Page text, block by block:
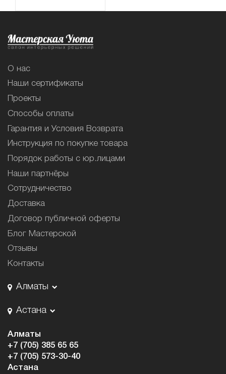
О нас
Наши сертификаты
Проекты
Способы оплаты
Гарантия и Условия Возврата
Инструкция по покупке товара
Порядок работы с юр.лицами
Наши партнёры
Сотрудничество
Доставка
Договор публичной оферты
Блог Мастерской
Отзывы
Контакты
Алматы
Астана
Алматы
+7 (705) 385 65 65
+7 (705) 573-30-40
Астана